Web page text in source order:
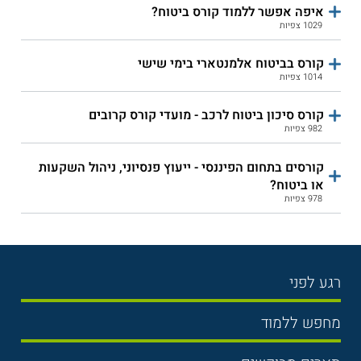
איפה אפשר ללמוד קורס ביטוח?
1029 צפיות
קורס בביטוח אלמנטארי בימי שישי
1014 צפיות
קורס סיכון ביטוח לרכב - מועדי קורס קרובים
982 צפיות
קורסים בתחום הפיננסי - ייעוץ פנסיוני, ניהול השקעות
או ביטוח?
978 צפיות
רגע לפני
בחירת לימודים
תנאי קבלה
מחפש ללמוד
תואר ראשון